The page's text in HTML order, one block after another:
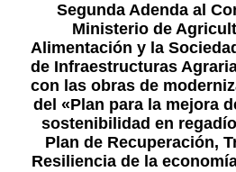
Segunda Adenda al
Ministerio de
Alimentación y la
de Infraestructuras
con las obras de
del «Plan para la mejora
sostenibilidad en
Plan de Recuperación,
Resiliencia de la